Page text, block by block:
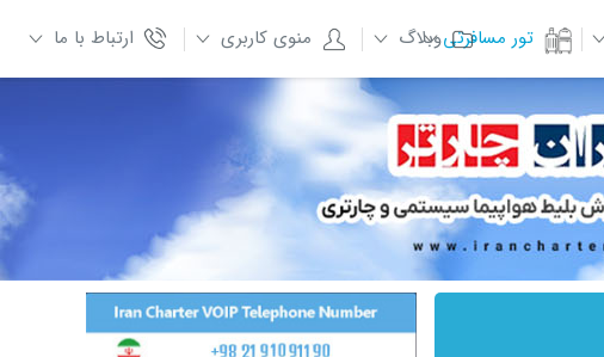
تور مسافرتی ارتباط با ما منوی کاربری وبلاگ